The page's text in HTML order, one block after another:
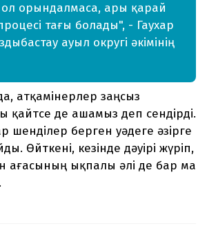
орындалмаса, ары қарай
тағы болады", - Гаухар
ауыл округі әкімінің
атқамінерлер заңсыз
қайтсе де ашамыз деп сендірді.
шенділер берген уәдеге әзірге
Өйткені, кезінде дәуірі жүріп,
ағасының ықпалы әлі де бар ма